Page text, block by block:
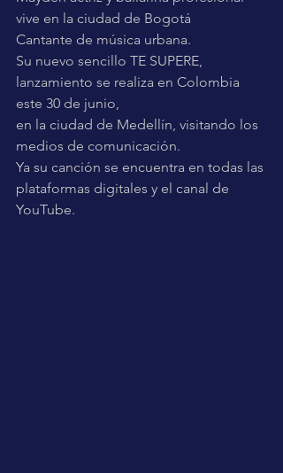
vive en la ciudad de Bogotá
Cantante de música urbana.
Su nuevo sencillo TE SUPERE,
lanzamiento se realiza en Colombia
este 30 de junio,
en la ciudad de Medellín, visitando los
medios de comunicación.
Ya su canción se encuentra en todas las
plataformas digitales y el canal de
YouTube.